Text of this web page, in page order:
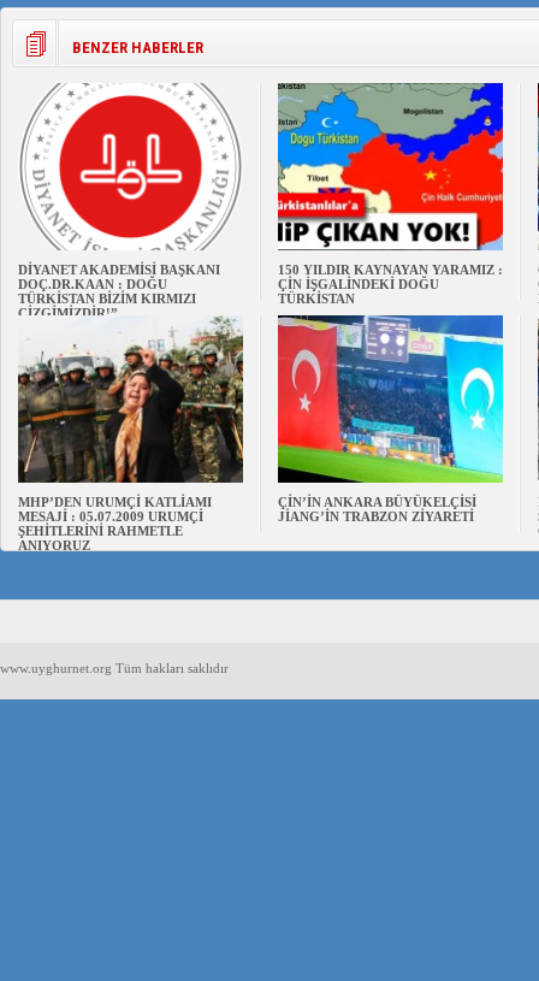
BENZER HABERLER
DİYANET AKADEMİSİ BAŞKANI
DOÇ.DR.KAAN : DOĞU
TÜRKİSTAN BİZİM KIRMIZI
ÇİZGİMİZDİR!”
150 YILDIR KAYNAYAN YARAMIZ :
ÇİN İŞGALİNDEKİ DOĞU
TÜRKİSTAN
MHP’DEN URUMÇİ KATLİAMI
MESAJİ : 05.07.2009 URUMÇİ
ŞEHİTLERİNİ RAHMETLE
ANIYORUZ
ÇİN’İN ANKARA BÜYÜKELÇİSİ
JİANG’İN TRABZON ZİYARETİ
www.uyghurnet.org Tüm hakları saklıdır